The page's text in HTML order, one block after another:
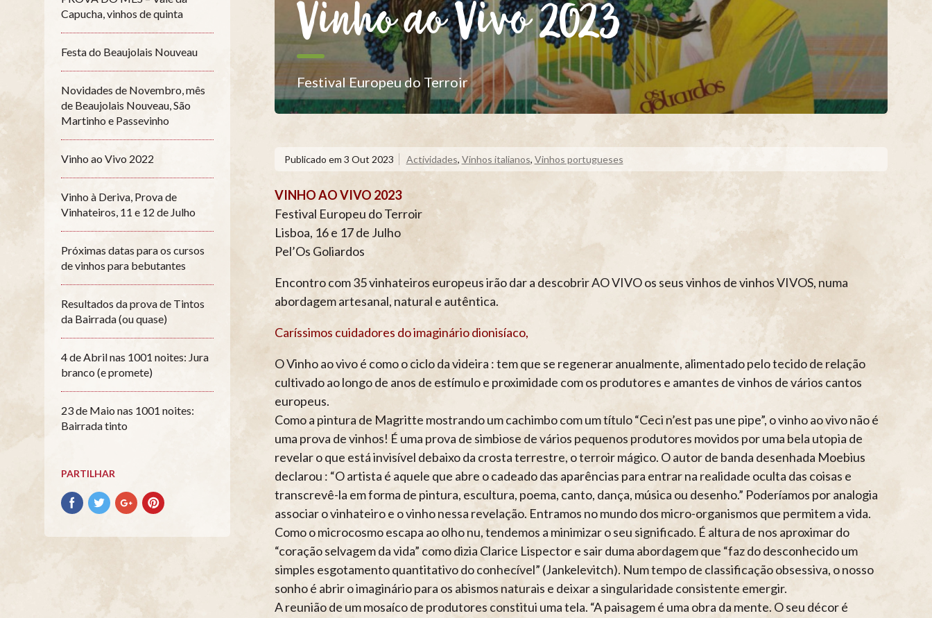
Capucha, vinhos de quinta
Festa do Beaujolais Nouveau
Novidades de Novembro, mês
de Beaujolais Nouveau, São
Martinho e Passevinho
Vinho ao Vivo 2022
Vinho à Deriva, Prova de
Vinhateiros, 11 e 12 de Julho
Próximas datas para os cursos
de vinhos para bebutantes
Resultados da prova de Tintos
da Bairrada (ou quase)
4 de Abril nas 1001 noites: Jura
branco (e promete)
23 de Maio nas 1001 noites:
Bairrada tinto
PARTILHAR
Partilhar
no
Partilhar
no
Partilhar
no
Partilhar
no
Vinho ao Vivo 2023
Festival Europeu do Terroir
Publicado em 3 Out 2023 Actividades, Vinhos italianos, Vinhos portugueses
VINHO AO VIVO 2023
Festival Europeu do Terroir
Lisboa, 16 e 17 de Julho
Pel’Os Goliardos
Encontro com 35 vinhateiros europeus irão dar a descobrir AO VIVO os seus vinhos de vinhos VIVOS, numa
abordagem artesanal, natural e autêntica.
Caríssimos cuidadores do imaginário dionisíaco,
O Vinho ao vivo é como o ciclo da videira : tem que se regenerar anualmente, alimentado pelo tecido de relação
cultivado ao longo de anos de estímulo e proximidade com os produtores e amantes de vinhos de vários cantos
europeus.
Como a pintura de Magritte mostrando um cachimbo com um título “Ceci n’est pas une pipe”, o vinho ao vivo não é
uma prova de vinhos! É uma prova de simbiose de vários pequenos produtores movidos por uma bela utopia de
revelar o que está invisível debaixo da crosta terrestre, o terroir mágico. O autor de banda desenhada Moebius
declarou : “O artista é aquele que abre o cadeado das aparências para entrar na realidade oculta das coisas e
transcrevê-la em forma de pintura, escultura, poema, canto, dança, música ou desenho.” Poderíamos por analogia
associar o vinhateiro e o vinho nessa revelação. Entramos no mundo dos micro-organismos que permitem a vida.
Como o microcosmo escapa ao olho nu, tendemos a minimizar o seu significado. É altura de nos aproximar do
“coração selvagem da vida” como dizia Clarice Lispector e sair duma abordagem que “faz do desconhecido um
simples esgotamento quantitativo do conhecível” (Jankelevitch). Num tempo de classificação obsessiva, o nosso
sonho é abrir o imaginário para os abismos naturais e deixar a singularidade consistente emergir.
A reunião de um mosaíco de produtores constitui uma tela. “A paisagem é uma obra da mente. O seu décor é